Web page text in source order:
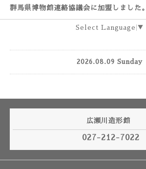
群馬県博物館連絡協議会に加盟しました。
Select Language ▼
2026.08.09 Sunday
広瀬川造形館
027-212-7022